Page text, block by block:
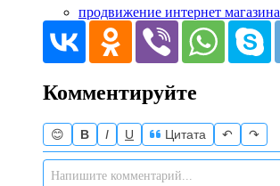
продвижение интернет магазина
Комментируйте
😊 B I U Цитата ↶ ↷